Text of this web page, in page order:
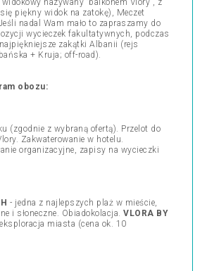
nazywany “balkonem Vlory”, z
piękny widok na zatokę), Meczet
nadal Wam mało to zapraszamy do
wycieczek fakultatywnych, podczas
zakątki Albanii (rejs
+ Kruja; off-road).
obozu:
(zgodnie z wybraną ofertą). Przelot do
Zakwaterowanie w hotelu.
organizacyjne, zapisy na wycieczki
- jedna z najlepszych plaż w mieście,
i słoneczne. Obiadokolacja. VLORA BY
miasta (cena ok. 10